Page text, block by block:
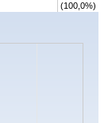
(100,0%)
9.